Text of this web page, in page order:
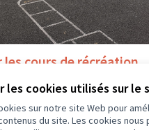
les cookies utilisés sur le
sur notre site Web pour
du site. Les cookies
les cours de récréation
récréation qui puisse
cadre de vie La Celle-